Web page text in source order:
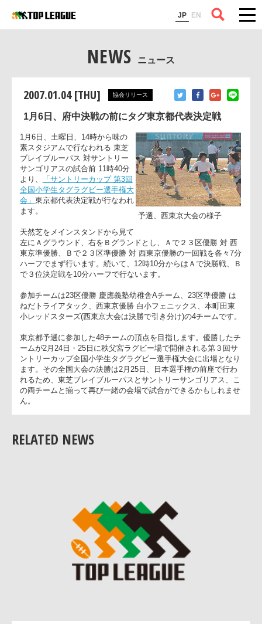
JP EN
コラム
NEWS ニュース
2007.01.04 [THU] 協会リリース
1月6日、府中決戦の前にタグ東京都代表決定戦
予選、西東京大会の様子
1月6日、土曜日、14時から味の
素スタジアムで行なわれる 東芝
ブレイブルーパス 対サントリー
サンゴリアスの試合前 11時40分
より、「サントリーカップ 第3回
全国小学生タグラグビー選手権大
ます。
天然芝をメインスタンドから見て
左にＡグラウンド、右をＢグランドとし、Ａで２３区優勝 対
東京準優勝、Ｂで２３区準優勝 対 西東京優勝の一回戦を各々7
ハーフでまず行います。続いて、12時10分からはＡで決勝戦、
で３位決定戦を10分ハーフで行ないます。
ねだトライアタック、西東京優勝 白小フェニックス、本町田東
小レッドスターズ(西東京大会は決勝で引き分け)の4チームです
東京都予選に参加した48チームの頂点を目指します。優勝した
ームが2月24日・25日に秩父宮ラグビー場で開催される第３回
ントリーカップ全国小学生タグラグビー選手権大会に出場とな
の両チームと揃って再び一緒の会場で試合ができるかもしれま
ん。
RELATED NEWS